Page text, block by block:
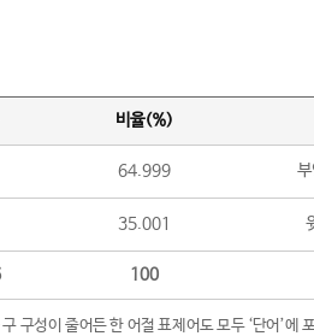
비율(%)
64.999
35.001
100
구성이 줄어든 한 어절 표제어도 모두 ‘단어’에